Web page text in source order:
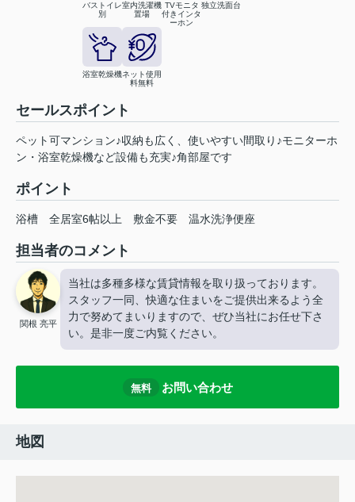
バストイレ
別
室内洗濯機
置場
TVモニタ
付きインタ
ーホン
独立洗面台
浴室乾燥機ネット使用
料無料
セールスポイント
ペット可マンション♪収納も広く、使いやすい間取り♪モニターホ
ン・浴室乾燥機など設備も充実♪角部屋です
ポイント
浴槽 全居室6帖以上 敷金不要 温水洗浄便座
担当者のコメント
関根 亮平
当社は多種多様な賃貸情報を取り扱っております。
スタッフ一同、快適な住まいをご提供出来るよう全
力で努めてまいりますので、ぜひ当社にお任せ下さ
い。是非一度ご内覧ください。
無料 お問い合わせ
地図